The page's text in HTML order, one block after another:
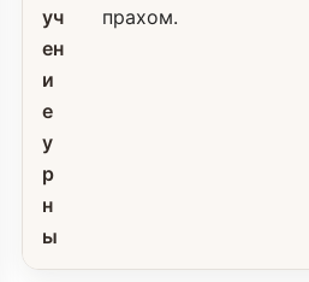
уч
ен
и
е
у
р
н
ы
прахом.